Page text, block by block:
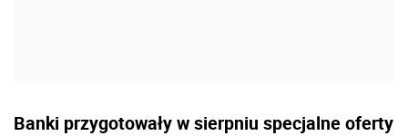
Banki przygotowały w sierpniu specjalne oferty